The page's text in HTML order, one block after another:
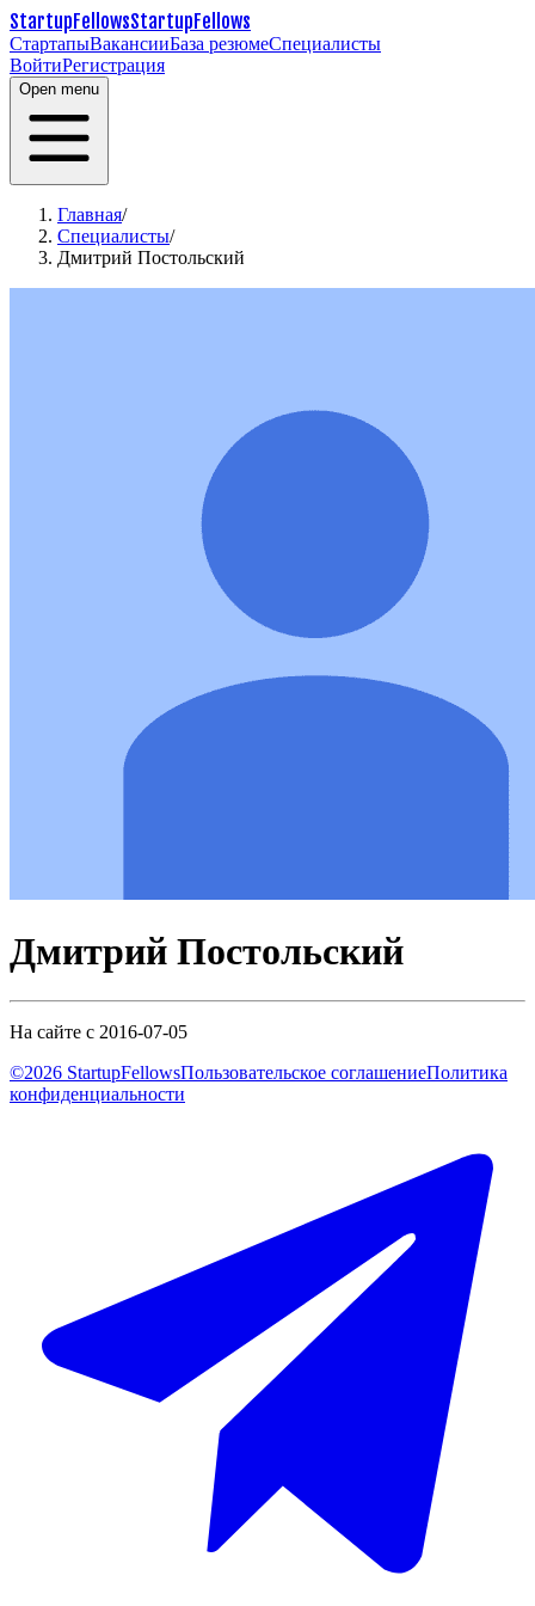
StartupFellowsStartupFellows
СтартапыВакансииБаза резюмеСпециалисты
ВойтиРегистрация
Open menu
Главная/
Специалисты/
Дмитрий Постольский
Дмитрий Постольский
На сайте с 2016-07-05
©2026 StartupFellowsПользовательское соглашениеПолитика
конфиденциальности